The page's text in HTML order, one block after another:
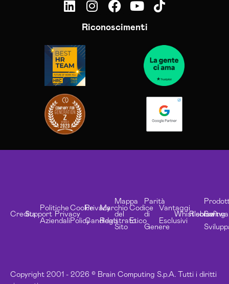
Riconoscimenti
Copyright 2001 - 2026 © Brain Computing S.p.A. Tutti i diritti
CreditsSupport
Politiche
Aziendali
Privacy
Cookie
Policy
Privacy
Candidati
Marchio
Registrato
Mappa
del
Sito
Codice
Etico
Parità
di
Genere
Vantaggi
Esclusivi
Whistleblowing
Risorse